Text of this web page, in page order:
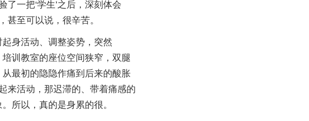
一把‘学生’之后，深刻体会
甚至可以说，很辛苦。
起身活动、调整姿势，突然
训教室的座位空间狭窄，双腿
从最初的隐隐作痛到后来的酸胀
来活动，那迟滞的、带着痛感的
所以，真的是身累的很。